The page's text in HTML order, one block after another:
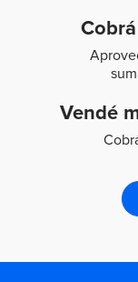
Vendé